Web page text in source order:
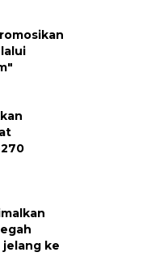
jelang ke